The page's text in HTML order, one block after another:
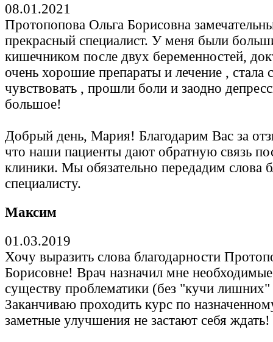
08.01.2021
Протопопова Ольга Борисовна
прекрасный специалист. У меня были
кишечником после двух беременностей,
очень хорошие препараты и лечение , стала
чувствовать , прошли боли и заодно
большое!
Добрый день, Мария! Благодарим Вас за
что наши пациенты дают обратную связь
клиники. Мы обязательно передадим слова
специалисту.
Максим
01.03.2019
Хочу выразить слова благодарности
Борисовне! Врач назначил мне
существу проблематики (без "кучи лишних"
Заканчиваю проходить курс по
заметные улучшения не застают себя